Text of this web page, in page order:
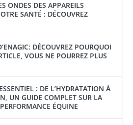
ONDES DES APPAREILS
SANTÉ : DÉCOUVREZ
DÉCOUVREZ POURQUOI
VOUS NE POURREZ PLUS
: DE L’HYDRATATION À
UN GUIDE COMPLET SUR LA
ÉQUINE